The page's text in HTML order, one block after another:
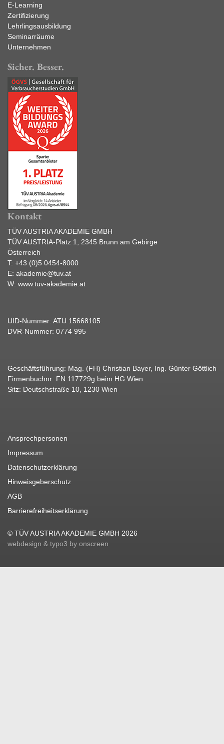
E-Learning
Zertifizierung
Lehrlingsausbildung
Seminarräume
Unternehmen
Sicher. Besser.
Kontakt
TÜV AUSTRIA AKADEMIE GMBH
TÜV AUSTRIA-Platz 1, 2345 Brunn am Gebirge
Österreich
T: +43 (0)5 0454-8000
E: akademie@tuv.at
W: www.tuv-akademie.at
UID-Nummer: ATU 15668105
DVR-Nummer: 0774 995
Geschäftsführung: Mag. (FH) Christian Bayer, Ing. Günter Göttlich
Firmenbuchnr: FN 117729g beim HG Wien
Sitz: Deutschstraße 10, 1230 Wien
Ansprechpersonen
Impressum
Datenschutzerklärung
Hinweisgeberschutz
AGB
Barrierefreiheitserklärung
© TÜV AUSTRIA AKADEMIE GMBH 2026
webdesign & typo3 by onscreen